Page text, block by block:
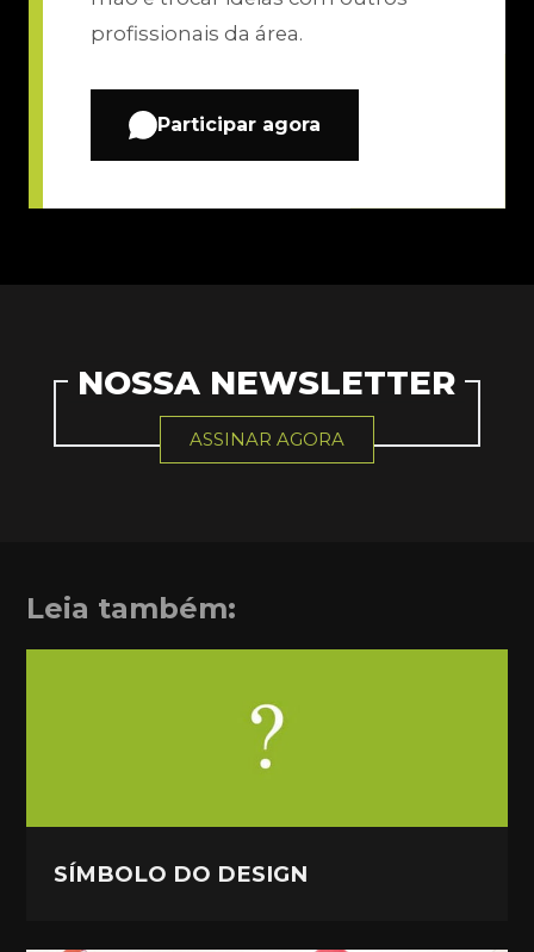
profissionais da área.
Participar agora
NOSSA NEWSLETTER
ASSINAR AGORA
Leia também:
SÍMBOLO DO DESIGN